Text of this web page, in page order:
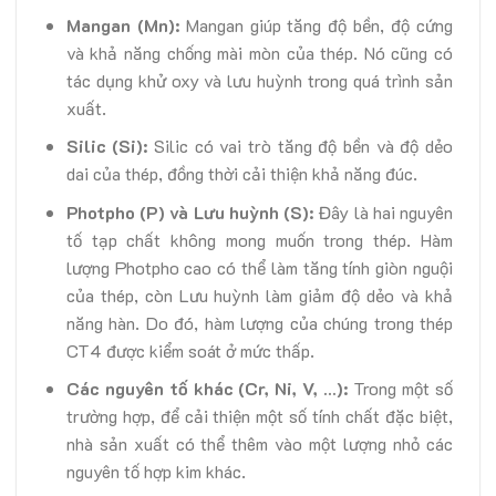
Mangan (Mn):Mangan giúp tăng độ bền, độ cứng
và khả năng chống mài mòn của thép. Nó cũng có
tác dụng khử oxy và lưu huỳnh trong quá trình sản
xuất.
Silic (Si): Silic có vai trò tăng độ bền và độ dẻo
dai của thép, đồng thời cải thiện khả năng đúc.
Photpho (P) và Lưu huỳnh (S): Đây là hai nguyên
tố tạp chất không mong muốn trong thép. Hàm
lượng Photpho cao có thể làm tăng tính giòn nguội
của thép, còn Lưu huỳnh làm giảm độ dẻo và khả
năng hàn. Do đó, hàm lượng của chúng trong thép
CT4 được kiểm soát ở mức thấp.
Các nguyên tố khác (Cr, Ni, V, …): Trong một số
trường hợp, để cải thiện một số tính chất đặc biệt,
nhà sản xuất có thể thêm vào một lượng nhỏ các
nguyên tố hợp kim khác.